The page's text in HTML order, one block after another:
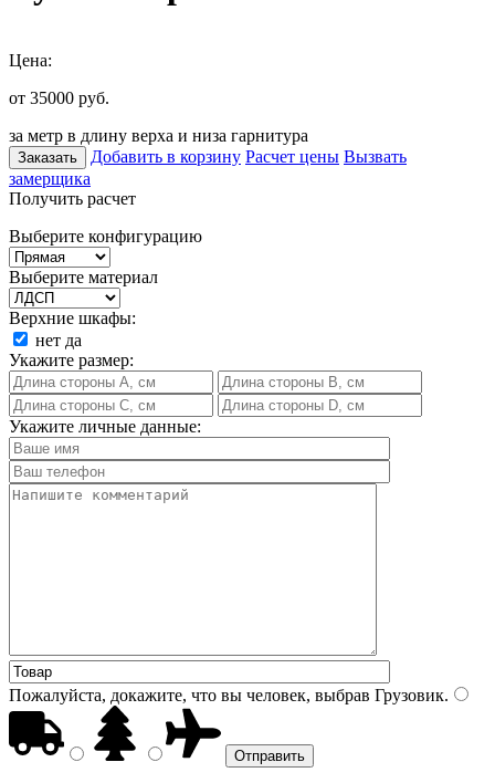
Цена:
от 35000 руб.
за метр в длину верха и низа гарнитура
Заказать Добавить в корзину Расчет цены Вызвать
замерщика
Получить расчет
Выберите конфигурацию
Выберите материал
Верхние шкафы:
нет да
Укажите размер:
Укажите личные данные:
Пожалуйста, докажите, что вы человек, выбрав Грузовик.